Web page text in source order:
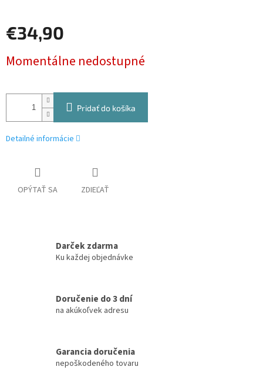
€34,90
cena:
Momentálne nedostupné
Pridať do košíka
Detailné informácie
OPÝTAŤ SA ZDIEĽAŤ
Darček zdarma
Ku každej objednávke
Doručenie do 3 dní
na akúkoľvek adresu
Garancia doručenia
nepoškodeného tovaru